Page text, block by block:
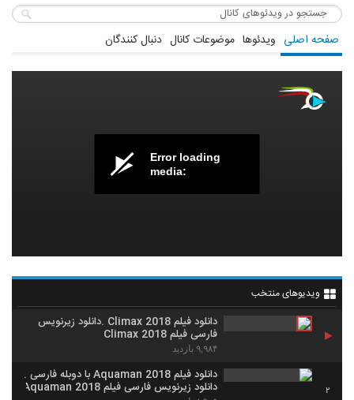
دانلود زیرنویس فارسی از
http://bia2movie.info
صفحه اصلی ویدئوها موضوعات کانال دنبال کنندگان
Error loading
media:
ویدیوهای منتخب
دانلود فیلم Climax 2018 .دانلود زیرنویس
فارسی فیلم Climax 2018
۹,۹۸۴ بازدید
2
دانلود فیلم Aquaman 2018 با دوبله فارسی .
دانلود زیرنویس فارسی فیلم Aquaman 2018